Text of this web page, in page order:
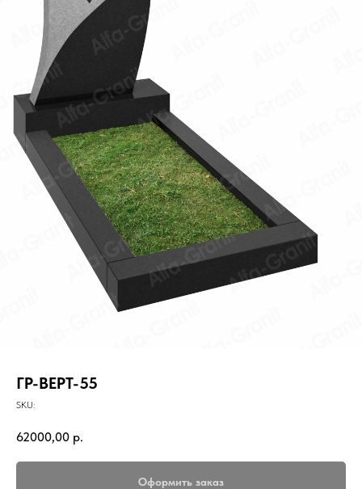
ГР-ВЕРТ-55
SKU:
62000,00 р.
Оформить заказ